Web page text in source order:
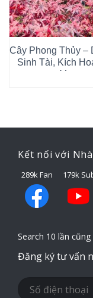
Cây Phong Thủy –
Sinh Tài, Kích
May
Kết nối với
289k Fan 179k
Search 10 lần
Đăng ký tư vấn